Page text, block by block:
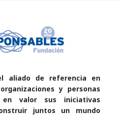
aliado de referencia en
y personas
valor sus iniciativas
juntos un mundo